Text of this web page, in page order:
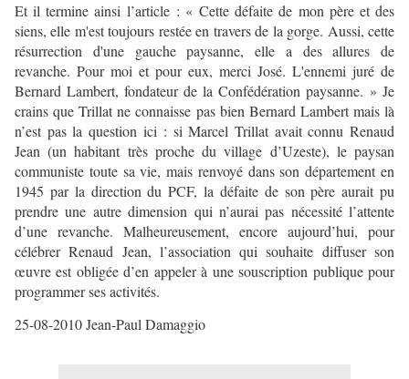
Et il termine ainsi l’article : « Cette défaite de mon père et des
siens, elle m'est toujours restée en travers de la gorge. Aussi, cette
résurrection d'une gauche paysanne, elle a des allures de
revanche. Pour moi et pour eux, merci José. L'ennemi juré de
Bernard Lambert, fondateur de la Confédération paysanne. » Je
crains que Trillat ne connaisse pas bien Bernard Lambert mais là
n’est pas la question ici : si Marcel Trillat avait connu Renaud
Jean (un habitant très proche du village d’Uzeste), le paysan
communiste toute sa vie, mais renvoyé dans son département en
1945 par la direction du PCF, la défaite de son père aurait pu
prendre une autre dimension qui n’aurai pas nécessité l’attente
d’une revanche. Malheureusement, encore aujourd’hui, pour
célébrer Renaud Jean, l’association qui souhaite diffuser son
œuvre est obligée d’en appeler à une souscription publique pour
programmer ses activités.
25-08-2010 Jean-Paul Damaggio